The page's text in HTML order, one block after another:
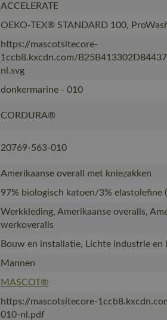
ACCELERATE
OEKO-TEX® STANDARD 100,
https://mascotsitecore-
1ccb8.kxcdn.com/
nl.svg
donkermarine - 010
CORDURA®
20769-563-010
Amerikaanse overall met kniezakken
97% biologisch katoen/3% elastolefine
Werkkleding, Amerikaanse overalls,
werkoveralls
Bouw en installatie, Lichte industrie en
Mannen
MASCOT®
https://mascotsitecore-
010-nl.pdf